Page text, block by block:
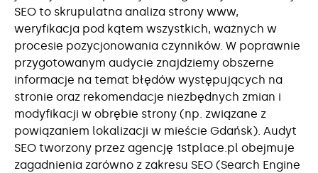
SEO to skrupulatna analiza strony www,
weryfikacja pod kątem wszystkich, ważnych w
procesie pozycjonowania czynników. W poprawnie
przygotowanym audycie znajdziemy obszerne
informacje na temat błędów występujących na
stronie oraz rekomendacje niezbędnych zmian i
modyfikacji w obrębie strony (np. związane z
powiązaniem lokalizacji w mieście Gdańsk). Audyt
SEO tworzony przez agencję 1stplace.pl obejmuje
zagadnienia zarówno z zakresu SEO (Search Engine